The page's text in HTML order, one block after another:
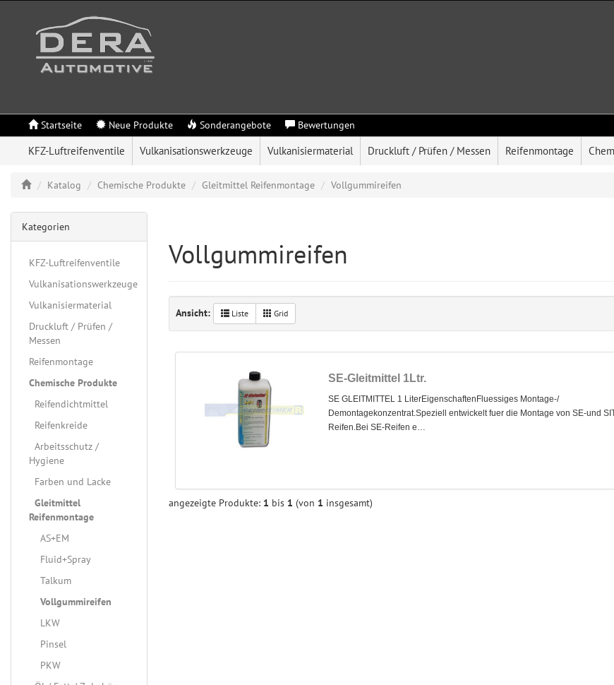
Startseite Neue Produkte Sonderangebote Bewertungen
KFZ-Luftreifenventile Vulkanisationswerkzeuge Vulkanisiermaterial Druckluft / Prüfen / Messen Reifenmontage
Katalog Chemische Produkte Gleitmittel Reifenmontage Vollgummireifen
Vollgummireifen
Ansicht: Liste Grid
SE-Gleitmittel 1Ltr.
SE GLEITMITTEL 1 LiterEigenschaftenFluessiges Montage-/
Demontagekonzentrat.Speziell entwickelt fuer die Montage von SE-und
Reifen.Bei SE-Reifen e…
angezeigte Produkte: 1 bis 1 (von 1 insgesamt)
Kategorien
KFZ-Luftreifenventile
Vulkanisationswerkzeuge
Vulkanisiermaterial
Druckluft / Prüfen /
Messen
Reifenmontage
Chemische Produkte
Reifendichtmittel
Reifenkreide
Arbeitsschutz /
Hygiene
Farben und Lacke
Gleitmittel
Reifenmontage
AS+EM
Fluid+Spray
Talkum
Vollgummireifen
LKW
Pinsel
PKW